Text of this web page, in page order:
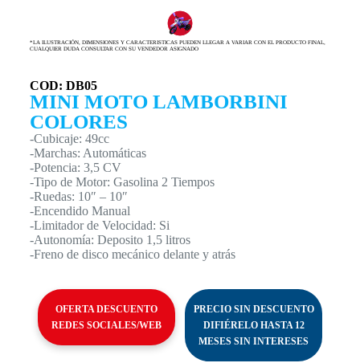
*LA ILUSTRACIÓN, DIMENSIONES Y CARACTERISTICAS PUEDEN LLEGAR A VARIAR CON EL PRODUCTO FINAL,
CUALQUIER DUDA CONSULTAR CON SU VENDEDOR ASIGNADO
COD: DB05
MINI MOTO LAMBORBINI
COLORES
-Cubicaje: 49cc
-Marchas: Automáticas
-Potencia: 3,5 CV
-Tipo de Motor: Gasolina 2 Tiempos
-Ruedas: 10″ – 10″
-Encendido Manual
-Limitador de Velocidad: Si
-Autonomía: Deposito 1,5 litros
-Freno de disco mecánico delante y atrás
OFERTA DESCUENTO
REDES SOCIALES/WEB
PRECIO SIN DESCUENTO
DIFIÉRELO HASTA 12
MESES SIN INTERESES